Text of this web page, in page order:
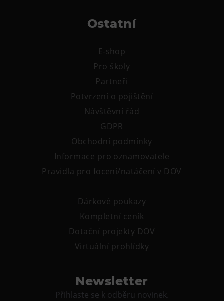
Narozeninové oslavy
Tematické dárkové poukazy
Kroužky pro děti
Výjezdní akce
Ostatní
E-shop
Pro školy
Partneři
Potvrzení o pojištění
Návštěvní řád
GDPR
Obchodní podmínky
Informace pro oznamovatele
Pravidla pro focení/natáčení v DOV
Dárkové poukazy
Kompletní ceník
Dotační projekty DOV
Virtuální prohlídky
Newsletter
Přihlaste se k odběru novinek.